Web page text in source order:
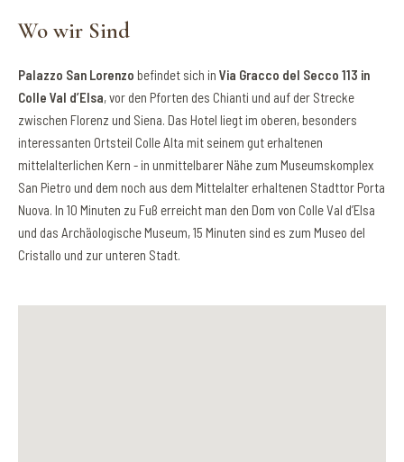
Wo wir Sind
Palazzo San Lorenzo befindet sich in Via Gracco del Secco 113 in
Colle Val d’Elsa, vor den Pforten des Chianti und auf der Strecke
zwischen Florenz und Siena. Das Hotel liegt im oberen, besonders
interessanten Ortsteil Colle Alta mit seinem gut erhaltenen
mittelalterlichen Kern - in unmittelbarer Nähe zum Museumskomplex
San Pietro und dem noch aus dem Mittelalter erhaltenen Stadttor Porta
Nuova. In 10 Minuten zu Fuß erreicht man den Dom von Colle Val d’Elsa
und das Archäologische Museum, 15 Minuten sind es zum Museo del
Cristallo und zur unteren Stadt.